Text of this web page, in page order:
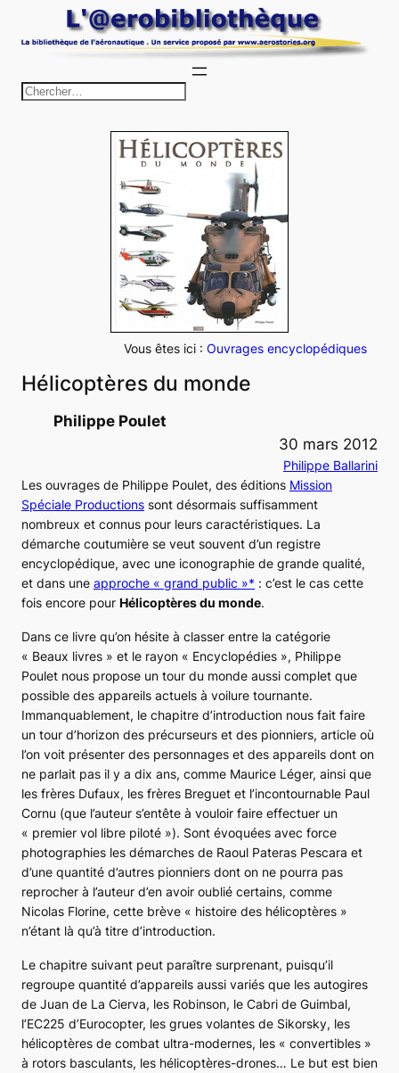
au
c
h
r
c
h
e
r
Vous êtes ici : Ouvrages encyclopédiques
Hélicoptères du monde
Philippe Poulet
30 mars 2012
Philippe Ballarini
Les ouvrages de Philippe Poulet, des éditions Mission
Spéciale Productions sont désormais suffisamment
nombreux et connus pour leurs caractéristiques. La
démarche coutumière se veut souvent d’un registre
encyclopédique, avec une iconographie de grande qualité,
et dans une approche « grand public »* : c’est le cas cette
fois encore pour Hélicoptères du monde.
Dans ce livre qu’on hésite à classer entre la catégorie
« Beaux livres » et le rayon « Encyclopédies », Philippe
Poulet nous propose un tour du monde aussi complet que
possible des appareils actuels à voilure tournante.
Immanquablement, le chapitre d’introduction nous fait faire
un tour d’horizon des précurseurs et des pionniers, article où
l’on voit présenter des personnages et des appareils dont on
ne parlait pas il y a dix ans, comme Maurice Léger, ainsi que
les frères Dufaux, les frères Breguet et l’incontournable Paul
Cornu (que l’auteur s’entête à vouloir faire effectuer un
« premier vol libre piloté »). Sont évoquées avec force
photographies les démarches de Raoul Pateras Pescara et
d’une quantité d’autres pionniers dont on ne pourra pas
reprocher à l’auteur d’en avoir oublié certains, comme
Nicolas Florine, cette brève « histoire des hélicoptères »
n’étant là qu’à titre d’introduction.
Le chapitre suivant peut paraître surprenant, puisqu’il
regroupe quantité d’appareils aussi variés que les autogires
de Juan de La Cierva, les Robinson, le Cabri de Guimbal,
l’EC225 d’Eurocopter, les grues volantes de Sikorsky, les
hélicoptères de combat ultra-modernes, les « convertibles »
à rotors basculants, les hélicoptères-drones… Le but est bien